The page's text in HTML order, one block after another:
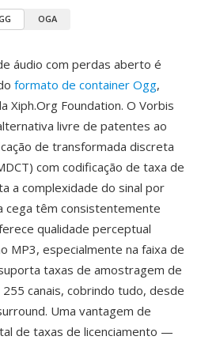
OGA
áudio com perdas aberto é
formato de container Ogg,
Xiph.Org Foundation. O Vorbis
livre de patentes ao
de transformada discreta
com codificação de taxa de
a complexidade do sinal por
cega têm consistentemente
qualidade perceptual
MP3, especialmente na faixa de
taxas de amostragem de
canais, cobrindo tudo, desde
Uma vantagem de
de taxas de licenciamento —